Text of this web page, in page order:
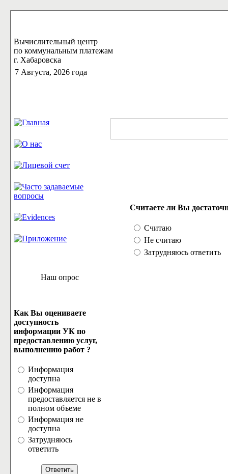
Вычислительный центр
по коммунальным платежам
г. Хабаровска
7 Августа, 2026 года
Наш опрос
Как Вы оцениваете
доступность
информации УК по
предоставлению услуг,
выполнению работ ?
Информация
доступна
Информация
предоставляется не в
полном объеме
Информация не
доступна
Затрудняюсь
ответить
Считаете ли Вы
Считаю
Не считаю
Затрудняюсь ответить